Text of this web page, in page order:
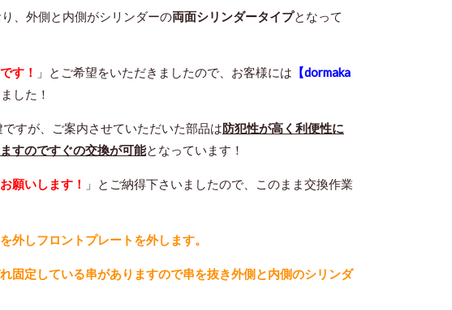
、外側と内側がシリンダーの両面シリンダータイプとなって
す！ 」とご希望をいただきましたので、お客様には 【dormaka
した！
すが、ご案内させていただいた部品は防犯性が高く利便性に
すのですぐの交換が可能となっています！
お願いします！
」とご納得下さいましたので、このまま交換作業
外しフロントプレートを外します。
固定している串がありますので串を抜き外側と内側のシリンダ